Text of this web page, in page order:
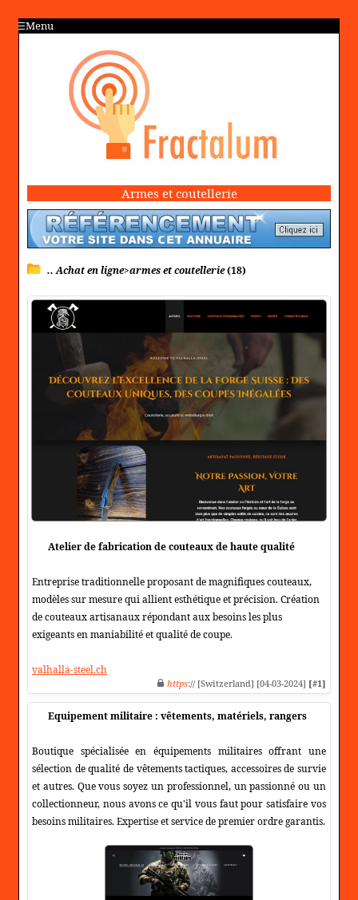
Menu
Armes et coutellerie
.. Achat en ligne>armes et coutellerie(18)
Atelier de fabrication de couteaux de haute qualité
Entreprise traditionnelle proposant de magnifiques couteaux,
modèles sur mesure qui allient esthétique et précision. Création
de couteaux artisanaux répondant aux besoins les plus
exigeants en maniabilité et qualité de coupe.
valhalla-steel.ch
https:// [Switzerland] [04-03-2024] [#1]
Equipement militaire : vêtements, matériels, rangers
Boutique spécialisée en équipements militaires offrant une
sélection de qualité de vêtements tactiques, accessoires de survie
et autres. Que vous soyez un professionnel, un passionné ou un
collectionneur, nous avons ce qu'il vous faut pour satisfaire vos
besoins militaires. Expertise et service de premier ordre garantis.